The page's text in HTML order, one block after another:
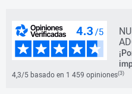
4,3/5 basado en 1 459 opiniones(3)